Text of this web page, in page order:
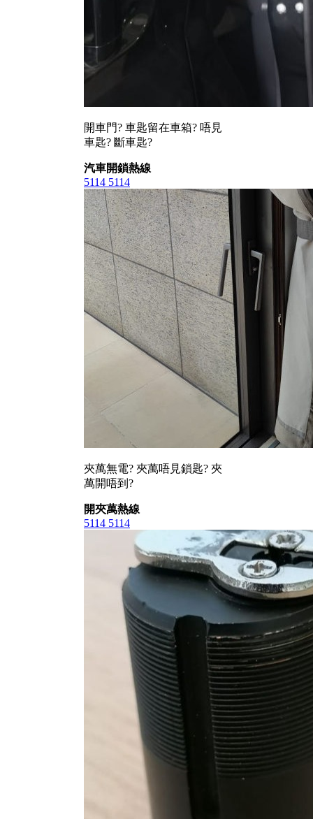
開車門? 車匙留在車箱? 唔見
車匙? 斷車匙?
汽車開鎖熱線
5114 5114
夾萬無電? 夾萬唔見鎖匙? 夾
萬開唔到?
開夾萬熱線
5114 5114